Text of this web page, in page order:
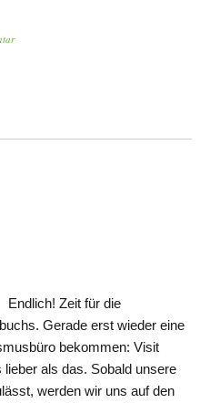
Endlich! Zeit für die
Gerade erst wieder eine
bekommen: Visit
als das. Sobald unsere
werden wir uns auf den